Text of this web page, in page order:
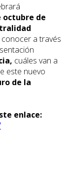
octubre de
a través
cuáles van a
este nuevo
de la
enlace: